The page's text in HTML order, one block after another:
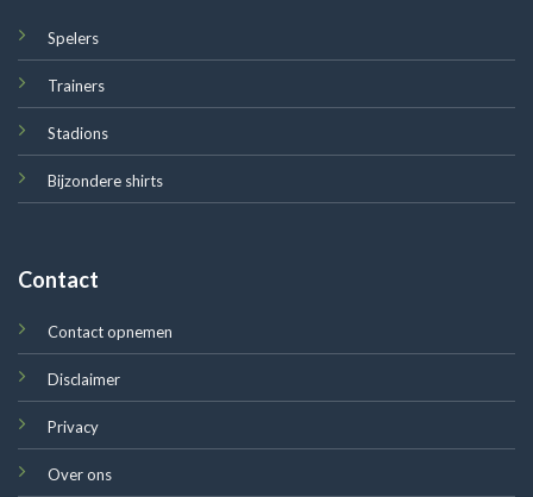
Spelers
Trainers
Stadions
Bijzondere shirts
Contact
Contact opnemen
Disclaimer
Privacy
Over ons